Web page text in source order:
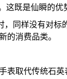
既是仙瞬的优
同样没有对标
的消费品类。
表取代传统石